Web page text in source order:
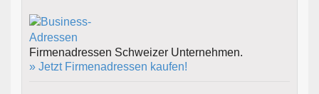
Firmenadressen Schweizer Unternehmen.
» Jetzt Firmenadressen kaufen!